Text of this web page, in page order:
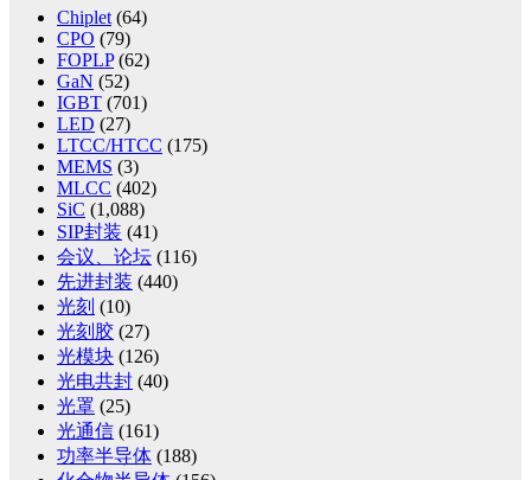
Chiplet (64)
CPO (79)
FOPLP(62)
GaN (52)
IGBT (701)
LED (27)
LTCC/HTCC (175)
MEMS (3)
MLCC (402)
SiC (1,088)
SIP封装 (41)
会议、论坛 (116)
先进封装 (440)
光刻 (10)
光刻胶 (27)
光模块 (126)
光电共封 (40)
光罩 (25)
光通信 (161)
功率半导体 (188)